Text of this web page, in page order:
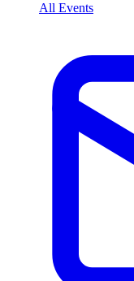
All Events